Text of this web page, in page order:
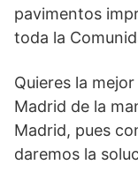
pavimentos
toda la
Quieres la
Madrid de la
Madrid, pues
daremos la